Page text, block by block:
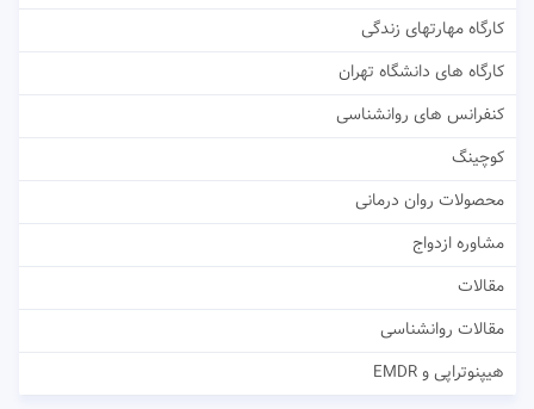
کارگاه مهارتهای زندگی
کارگاه های دانشگاه تهران
کنفرانس های روانشناسی
کوچینگ
محصولات روان درمانی
مشاوره ازدواج
مقالات
مقالات روانشناسی
هیپنوتراپی و EMDR